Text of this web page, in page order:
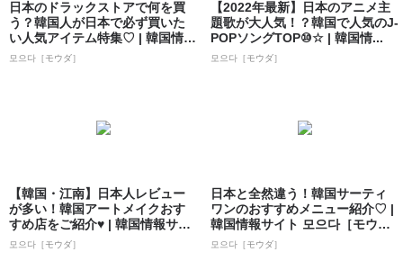
日本のドラックストアで何を買
う？韓国人が日本で必ず買いた
い人気アイテム特集♡ | 韓国情報
サイト ...
모으다［モウダ］
【2022年最新】日本のアニメ主
題歌が大人気！？韓国で人気のJ-
POPソングTOP⑩☆ | 韓国情...
모으다［モウダ］
【韓国・江南】日本人レビュー
が多い！韓国アートメイクおす
すめ店をご紹介♥ | 韓国情報サイ
ト 모으...
모으다［モウダ］
日本と全然違う！韓国サーティ
ワンのおすすめメニュー紹介♡ |
韓国情報サイト 모으다［モウ
ダ］
모으다［モウダ］